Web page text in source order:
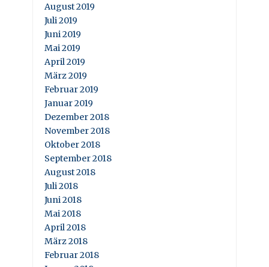
August 2019
Juli 2019
Juni 2019
Mai 2019
April 2019
März 2019
Februar 2019
Januar 2019
Dezember 2018
November 2018
Oktober 2018
September 2018
August 2018
Juli 2018
Juni 2018
Mai 2018
April 2018
März 2018
Februar 2018